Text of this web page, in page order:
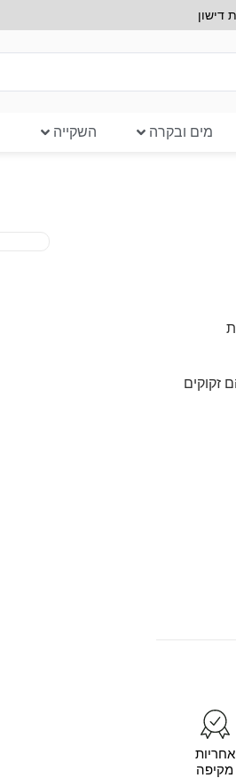
דישון
מים ובקרה השקייה
זקוקים
אחריות
מקיפה